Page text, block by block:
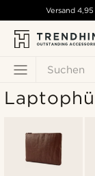
Suchen
Versand